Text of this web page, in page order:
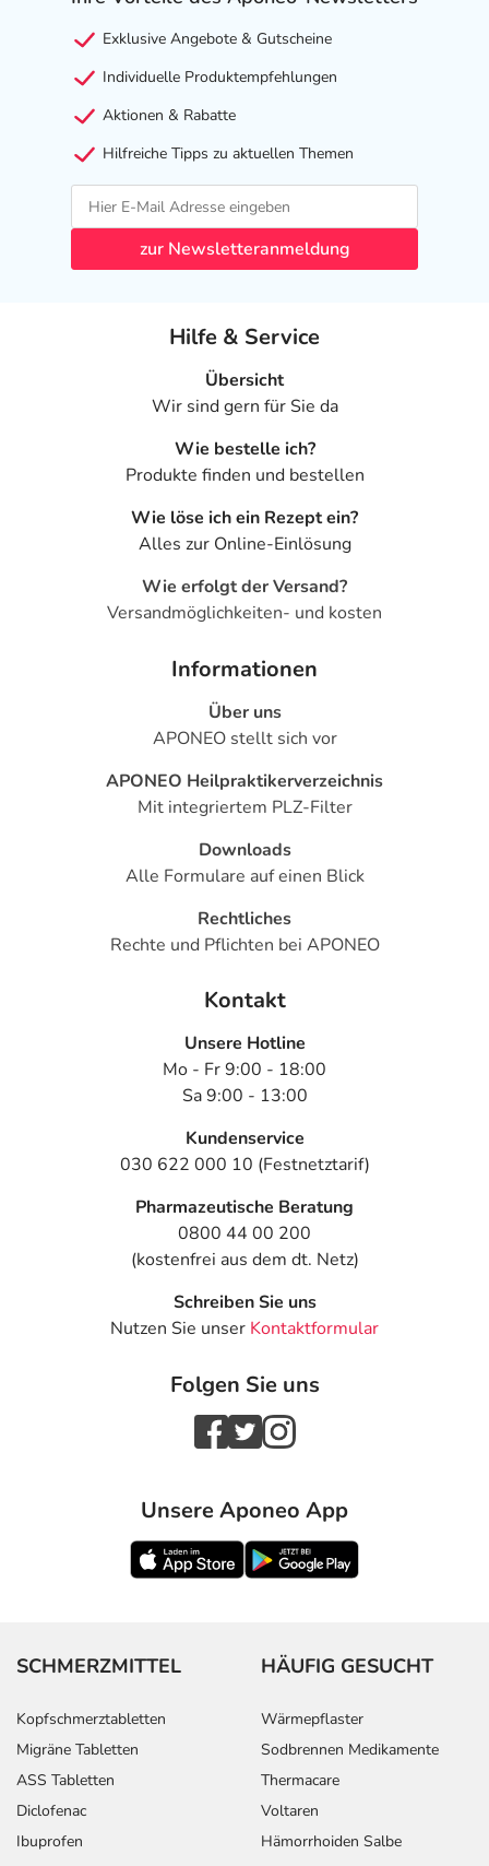
Exklusive Angebote & Gutscheine
Individuelle Produktempfehlungen
Aktionen & Rabatte
Hilfreiche Tipps zu aktuellen Themen
zur Newsletteranmeldung
Hilfe & Service
Übersicht
Wir sind gern für Sie da
Wie bestelle ich?
Produkte finden und bestellen
Wie löse ich ein Rezept ein?
Alles zur Online-Einlösung
Wie erfolgt der Versand?
Versandmöglichkeiten- und kosten
Informationen
Über uns
APONEO stellt sich vor
APONEO Heilpraktikerverzeichnis
Mit integriertem PLZ-Filter
Downloads
Alle Formulare auf einen Blick
Rechtliches
Rechte und Pflichten bei APONEO
Kontakt
Unsere Hotline
Mo - Fr 9:00 - 18:00
Sa 9:00 - 13:00
Kundenservice
030 622 000 10 (Festnetztarif)
Pharmazeutische Beratung
0800 44 00 200
(kostenfrei aus dem dt. Netz)
Schreiben Sie uns
Nutzen Sie unser Kontaktformular
Folgen Sie uns
Unsere Aponeo App
SCHMERZMITTEL
Kopfschmerztabletten
Migräne Tabletten
ASS Tabletten
Diclofenac
Ibuprofen
HÄUFIG GESUCHT
Wärmepflaster
Sodbrennen Medikamente
Thermacare
Voltaren
Hämorrhoiden Salbe